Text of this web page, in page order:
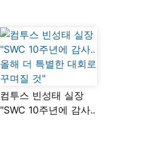
컴투스 빈성태 실장
"SWC 10주년에 감사..